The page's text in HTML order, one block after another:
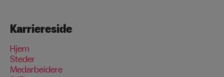
Karriereside
Hjem
Steder
Medarbeidere